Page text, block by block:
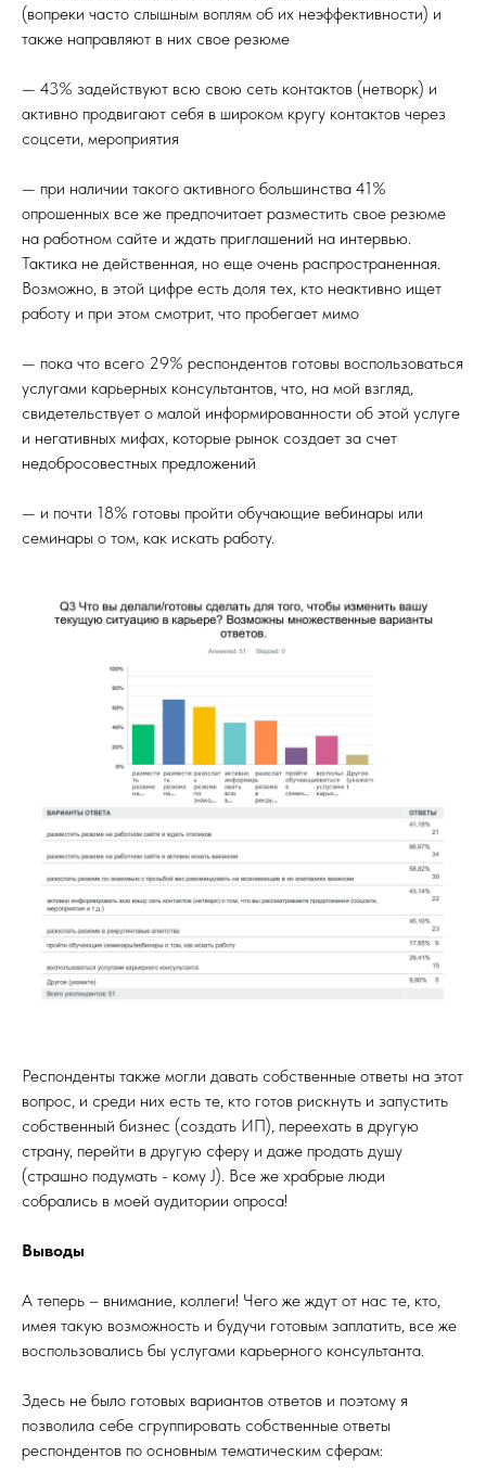
(вопреки часто слышным воплям об их неэффективности) и
также направляют в них свое резюме
— 43% задействуют всю свою сеть контактов (нетворк) и
активно продвигают себя в широком кругу контактов через
соцсети, мероприятия
— при наличии такого активного большинства 41%
опрошенных все же предпочитает разместить свое резюме
на работном сайте и ждать приглашений на интервью.
Тактика не действенная, но еще очень распространенная.
Возможно, в этой цифре есть доля тех, кто неактивно ищет
работу и при этом смотрит, что пробегает мимо
— пока что всего 29% респондентов готовы воспользоваться
услугами карьерных консультантов, что, на мой взгляд,
свидетельствует о малой информированности об этой услуге
и негативных мифах, которые рынок создает за счет
недобросовестных предложений
— и почти 18% готовы пройти обучающие вебинары или
семинары о том, как искать работу.
Респонденты также могли давать собственные ответы на этот
вопрос, и среди них есть те, кто готов рискнуть и запустить
собственный бизнес (создать ИП), переехать в другую
страну, перейти в другую сферу и даже продать душу
(страшно подумать - кому J). Все же храбрые люди
собрались в моей аудитории опроса!
Выводы
А теперь – внимание, коллеги! Чего же ждут от нас те, кто,
имея такую возможность и будучи готовым заплатить, все же
воспользовались бы услугами карьерного консультанта.
Здесь не было готовых вариантов ответов и поэтому я
позволила себе сгруппировать собственные ответы
респондентов по основным тематическим сферам: